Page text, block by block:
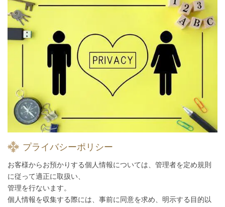
プライバシーポリシー
お客様からお預かりする個人情報については、管理者を定め規則
に従って適正に取扱い、
管理を行ないます。
個人情報を収集する際には、事前に同意を求め、明示する目的以